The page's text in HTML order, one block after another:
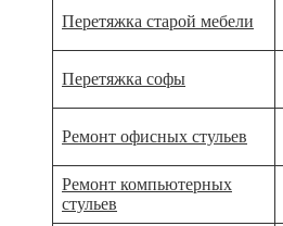
Перетяжка старой мебели
Перетяжка софы
Ремонт офисных стульев
Ремонт компьютерных
стульев